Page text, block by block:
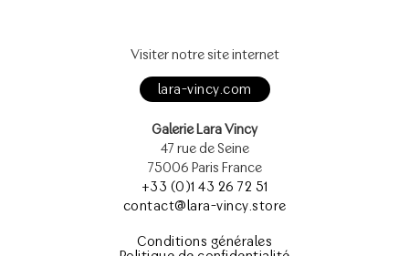
Visiter notre site internet
lara-vincy.com
Galerie Lara Vincy
47 rue de Seine
75006 Paris France
+33 (0)1 43 26 72 51
contact@lara-vincy.store
Conditions générales